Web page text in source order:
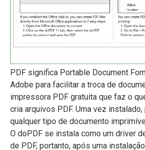
PDF significa Portable Document
Adobe para facilitar a troca de
impressora PDF gratuita que faz o
cria arquivos PDF. Uma vez
qualquer tipo de documento
O doPDF se instala como um driver
de PDF, portanto, após uma